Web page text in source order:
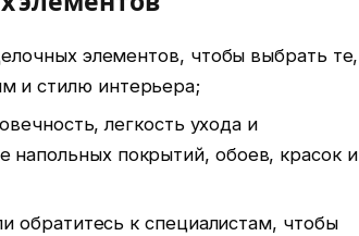
элементов, чтобы выбрать те,
и стилю интерьера;
легкость ухода и
покрытий, обоев, красок и
обратитесь к специалистам, чтобы